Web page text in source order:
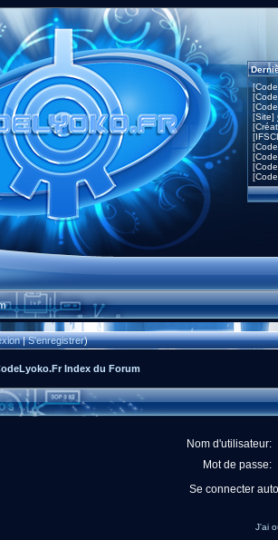
[Site]
|S'enregistrer)
Index du Forum
Nom d'utilisateur:
Mot de passe:
Se connecter
J'ai